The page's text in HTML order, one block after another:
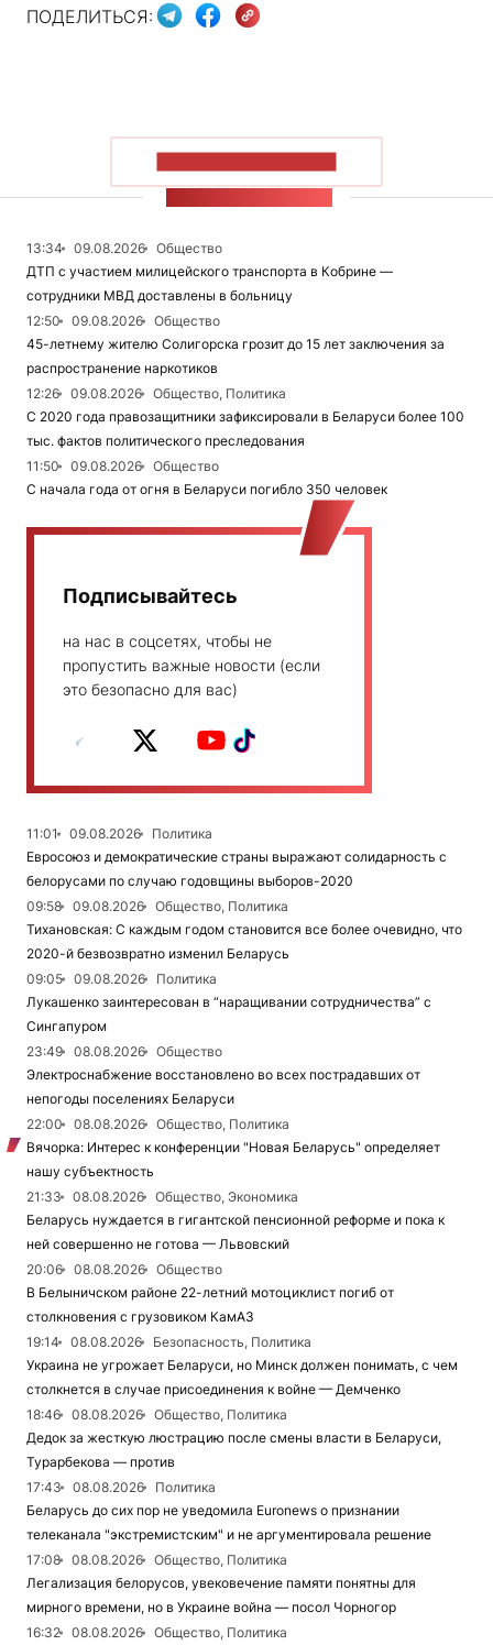
ПОДЕЛИТЬСЯ:
13:34 09.08.2026
Общество
ДТП с участием милицейского транспорта в Кобрине —
сотрудники МВД доставлены в больницу
12:50
09.08.2026
Общество
45-летнему жителю Солигорска грозит до 15 лет заключения за
распространение наркотиков
12:26
09.08.2026
Общество, Политика
С 2020 года правозащитники зафиксировали в Беларуси более 100
тыс. фактов политического преследования
11:50
09.08.2026
Общество
С начала года от огня в Беларуси погибло 350 человек
Подписывайтесь
на нас в соцсетях, чтобы не
пропустить важные новости (если
это безопасно для вас)
11:01 09.08.2026
Политика
Евросоюз и демократические страны выражают солидарность с
белорусами по случаю годовщины выборов-2020
09:58
09.08.2026
Общество, Политика
Тихановская: С каждым годом становится все более очевидно, что
2020-й безвозвратно изменил Беларусь
09:05
09.08.2026
Политика
Лукашенко заинтересован в “наращивании сотрудничества” с
Сингапуром
23:49
08.08.2026
Общество
Электроснабжение восстановлено во всех пострадавших от
непогоды поселениях Беларуси
22:00
08.08.2026
Общество, Политика
Вячорка: Интерес к конференции "Новая Беларусь" определяет
нашу субъектность
21:33
08.08.2026
Общество, Экономика
Беларусь нуждается в гигантской пенсионной реформе и пока к
ней совершенно не готова — Львовский
20:06
08.08.2026
Общество
В Белыничском районе 22-летний мотоциклист погиб от
столкновения с грузовиком КамАЗ
19:14
08.08.2026
Безопасность, Политика
Украина не угрожает Беларуси, но Минск должен понимать, с чем
столкнется в случае присоединения к войне — Демченко
18:46
08.08.2026
Общество, Политика
Дедок за жесткую люстрацию после смены власти в Беларуси,
Турарбекова — против
17:43
08.08.2026
Политика
Беларусь до сих пор не уведомила Euronews о признании
телеканала "экстремистским" и не аргументировала решение
17:08
08.08.2026
Общество, Политика
Легализация белорусов, увековечение памяти понятны для
мирного времени, но в Украине война — посол Чорногор
16:32
08.08.2026
Общество, Политика